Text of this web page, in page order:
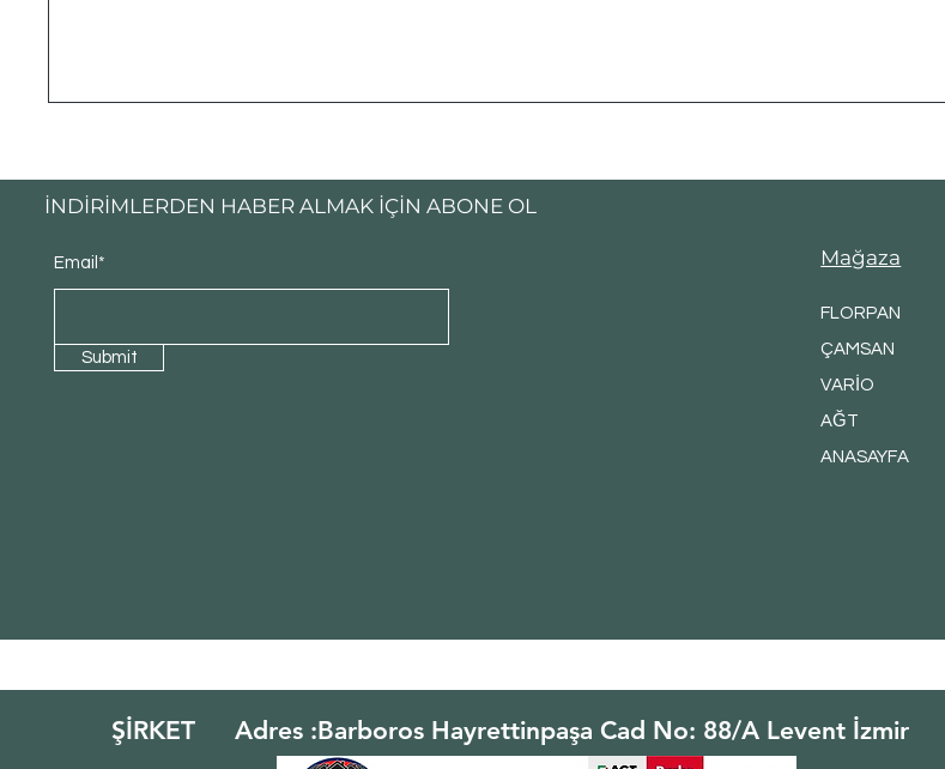
İNDİRİMLERDEN HABER ALMAK İÇİN ABONE OL
Email*
Submit
Mağaza
FLORPAN
ÇAMSAN
VARİO
AĞT
ANASAYFA
ŞİRKET Adres :Barboros Hayrettinpaşa Cad No: 88/A Levent İzmir